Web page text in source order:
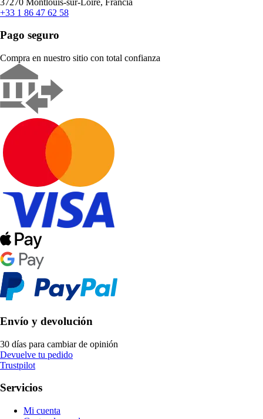
+33 1 86 47 62 58
Pago seguro
Compra en nuestro sitio con total confianza
Envío y devolución
30 días para cambiar de opinión
Devuelve tu pedido
Trustpilot
Servicios
Mi cuenta